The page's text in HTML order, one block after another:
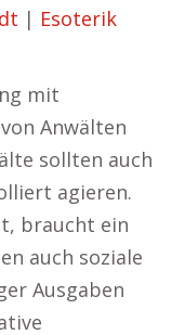
| Esoterik
mit
Anwälten
sollten auch
agieren.
braucht ein
auch soziale
Ausgaben